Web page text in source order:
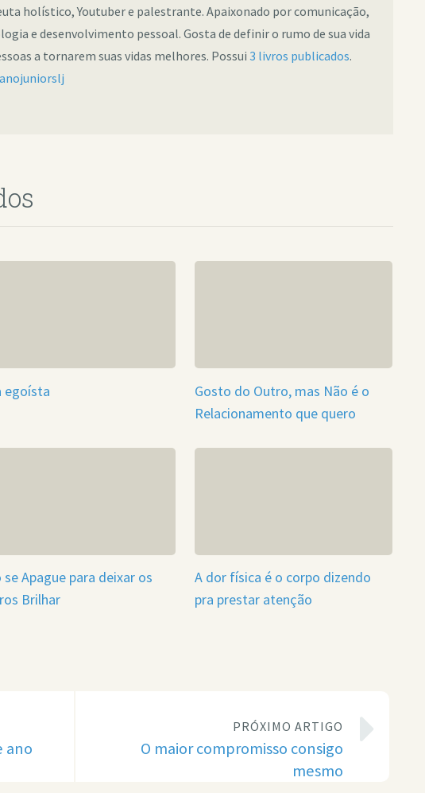
holístico, Youtuber e palestrante. Apaixonado por comunicação,
e desenvolvimento pessoal. Gosta de definir o rumo de sua vida
a tornarem suas vidas melhores. Possui 3 livros publicados.
egoísta
Gosto do Outro, mas Não é o
Relacionamento que quero
se Apague para deixar os
Brilhar
A dor física é o corpo dizendo
pra prestar atenção
ano
PRÓXIMO ARTIGO
O maior compromisso consigo
mesmo